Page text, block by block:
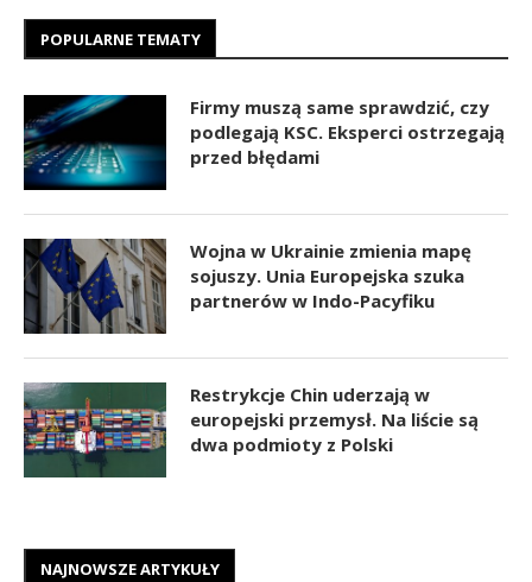
POPULARNE TEMATY
Firmy muszą same sprawdzić, czy
podlegają KSC. Eksperci ostrzegają
przed błędami
Wojna w Ukrainie zmienia mapę
sojuszy. Unia Europejska szuka
partnerów w Indo-Pacyfiku
Restrykcje Chin uderzają w
europejski przemysł. Na liście są
dwa podmioty z Polski
NAJNOWSZE ARTYKUŁY